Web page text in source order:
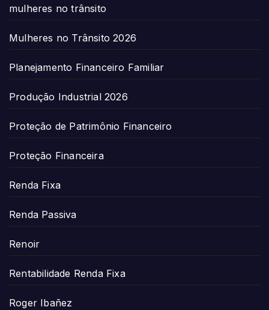
mulheres no trânsito
Mulheres no Trânsito 2026
Planejamento Financeiro Familiar
Produção Industrial 2026
Proteção de Patrimônio Financeiro
Proteção Financeira
Renda Fixa
Renda Passiva
Renoir
Rentabilidade Renda Fixa
Roger Ibañez